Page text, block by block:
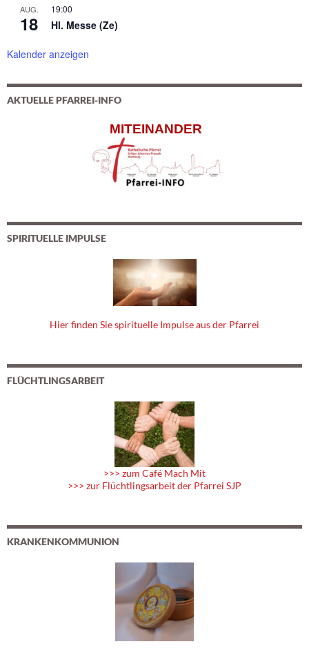
AUG.
18
19:00
Hl. Messe (Ze)
Kalender anzeigen
AKTUELLE PFARREI-INFO
MITEINANDER
SPIRITUELLE IMPULSE
Hier finden Sie spirituelle Impulse aus der Pfarrei
FLÜCHTLINGSARBEIT
>>> zum Café Mach Mit
>>> zur Flüchtlingsarbeit der Pfarrei SJP
KRANKENKOMMUNION